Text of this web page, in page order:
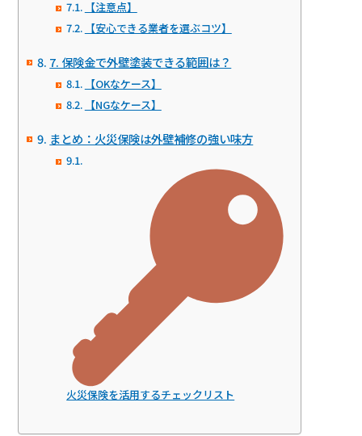
【注意点】
【安心できる業者を選ぶコツ】
7. 保険金で外壁塗装できる範囲は？
【OKなケース】
【NGなケース】
まとめ：火災保険は外壁補修の強い味方
火災保険を活用するチェックリスト